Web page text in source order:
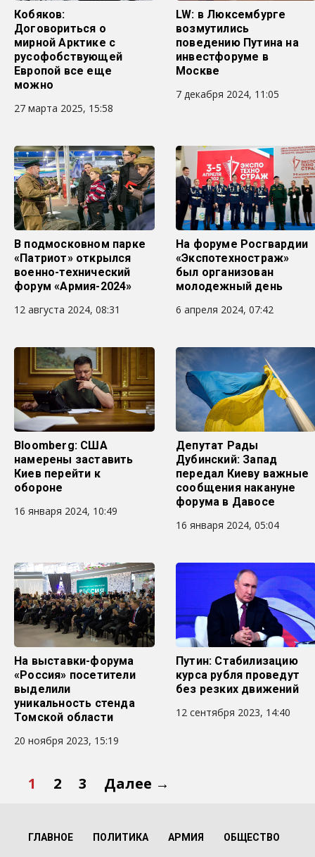
Кобяков:
Договориться о
мирной Арктике с
русофобствующей
Европой все еще
можно
27 марта 2025, 15:58
LW: в Люксембурге
возмутились
поведению Путина на
инвестфоруме в
Москве
7 декабря 2024, 11:05
В подмосковном парке
«Патриот» открылся
военно-технический
форум «Армия-2024»
12 августа 2024, 08:31
На форуме Росгвардии
«Экспотехностраж»
был организован
молодежный день
6 апреля 2024, 07:42
Bloomberg: США
намерены заставить
Киев перейти к
обороне
16 января 2024, 10:49
Депутат Рады
Дубинский: Запад
передал Киеву важные
сообщения накануне
форума в Давосе
16 января 2024, 05:04
На выставки-форума
«Россия» посетители
выделили
уникальность стенда
Томской области
20 ноября 2023, 15:19
Путин: Стабилизацию
курса рубля проведут
без резких движений
12 сентября 2023, 14:40
1 2 3 Далее →
ГЛАВНОЕ ПОЛИТИКА АРМИЯ ОБЩЕСТВО